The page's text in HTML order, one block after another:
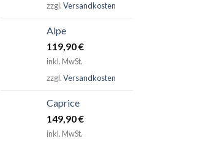
14,90 €9,90 €.
zzgl.Versandkosten
Alpe
119,90€
inkl. MwSt.
zzgl.Versandkosten
Caprice
149,90€
inkl. MwSt.